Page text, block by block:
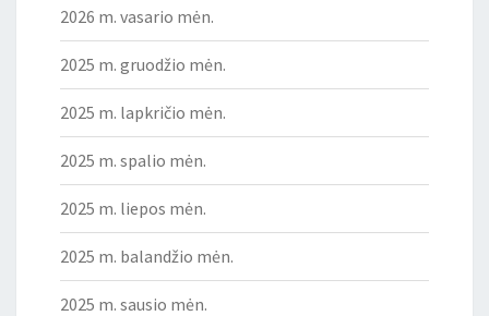
2026 m. vasario mėn.
2025 m. gruodžio mėn.
2025 m. lapkričio mėn.
2025 m. spalio mėn.
2025 m. liepos mėn.
2025 m. balandžio mėn.
2025 m. sausio mėn.